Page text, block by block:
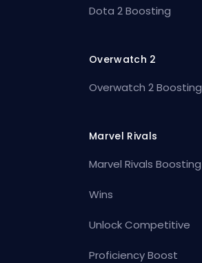
Dota 2 Boosting
Overwatch 2
Overwatch 2 Boosting
Marvel Rivals
Marvel Rivals Boosting
Wins
Unlock Competitive
Proficiency Boost